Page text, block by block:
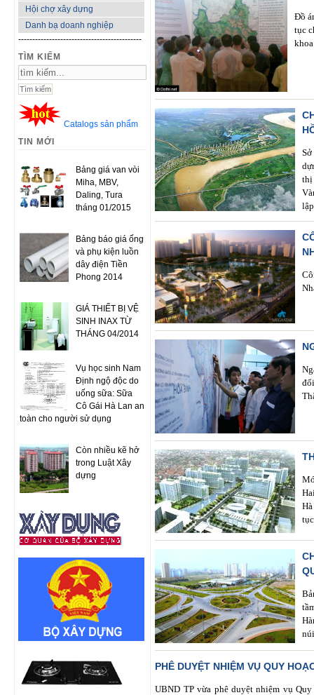
Hội chợ xây dựng
Danh bạ doanh nghiệp
--------------------------------------------
TÌM KIẾM
Catalogs sản phẩm
TIN MỚI
Bảng giá van vòi
Miha, MBV,
Daling, Tura
tháng 01/2015
Bảng báo giá ống
và phụ kiện luồn
dây điện Tiền
Phong 2014
GIÁ THIẾT BỊ VỆ
SINH INAX TỪ
THÁNG 04/2014
Vụ học sinh Nam
Định ngộ độc do
uống sữa: Sữa
Cô Gái Hà Lan an
toàn cho người sử dụng
Còn nhiều kẽ hở
trong Luật Xây
dựng
Đồ
tục
thị
PHÊ DUYỆT NHIỆM VỤ QUY
UBND TP vừa phê duyệt nhiệm vụ